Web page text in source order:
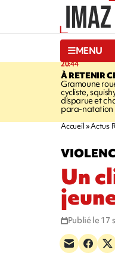
MENU
20:44
À RETENIR
Gramoune
cycliste,
disparue et
para-natation
Accueil Actus
Un
Publié le 17